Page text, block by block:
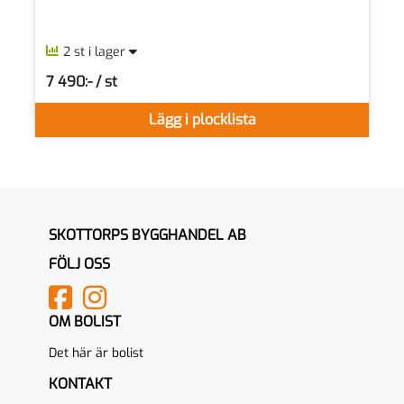
2 st i lager
Lägg i plocklista
7 490:- / st
SEK per ST
SKOTTORPS BYGGHANDEL AB
FÖLJ OSS
OM BOLIST
Det här är bolist
KONTAKT